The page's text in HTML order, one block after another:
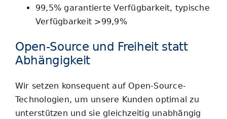
99,5% garantierte Verfügbarkeit, typische
Verfügbarkeit >99,9%
Open-Source und Freiheit statt
Abhängigkeit
Wir setzen konsequent auf Open-Source-
Technologien, um unsere Kunden optimal zu
unterstützen und sie gleichzeitig unabhängig